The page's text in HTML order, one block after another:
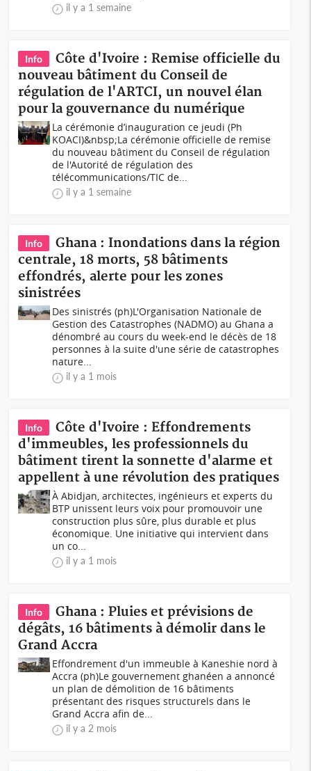
il y a 1 semaine
Info
Côte d'Ivoire : Remise officielle du
nouveau bâtiment du Conseil de
régulation de l'ARTCI, un nouvel élan
pour la gouvernance du numérique
La cérémonie d’inauguration ce jeudi (Ph
KOACI)&nbsp;La cérémonie officielle de remise
du nouveau bâtiment du Conseil de régulation
de l'Autorité de régulation des
télécommunications/TIC de...
il y a 1 semaine
Info
Ghana : Inondations dans la région
centrale, 18 morts, 58 bâtiments
effondrés, alerte pour les zones
sinistrées
Des sinistrés (ph)L'Organisation Nationale de
Gestion des Catastrophes (NADMO) au Ghana a
dénombré au cours du week-end le décès de 18
personnes à la suite d'une série de catastrophes
nature...
il y a 1 mois
Info
Côte d'Ivoire : Effondrements
d'immeubles, les professionnels du
bâtiment tirent la sonnette d'alarme et
appellent à une révolution des pratiques
À Abidjan, architectes, ingénieurs et experts du
BTP unissent leurs voix pour promouvoir une
construction plus sûre, plus durable et plus
économique. Une initiative qui intervient dans
un co...
il y a 1 mois
Info
Ghana : Pluies et prévisions de
dégâts, 16 bâtiments à démolir dans le
Grand Accra
Effondrement d'un immeuble à Kaneshie nord à
Accra (ph)Le gouvernement ghanéen a annoncé
un plan de démolition de 16 bâtiments
présentant des risques structurels dans le
Grand Accra afin de...
il y a 2 mois